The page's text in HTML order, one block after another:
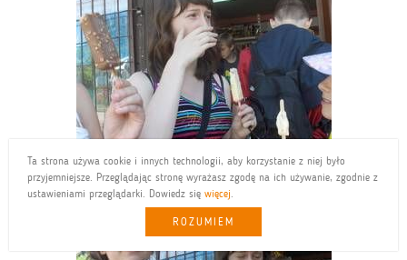
Ta strona używa cookie i innych technologii, aby korzystanie z niej było
przyjemniejsze. Przeglądając stronę wyrażasz zgodę na ich używanie, zgodnie z
ustawieniami przeglądarki. Dowiedz się więcej.
ROZUMIEM